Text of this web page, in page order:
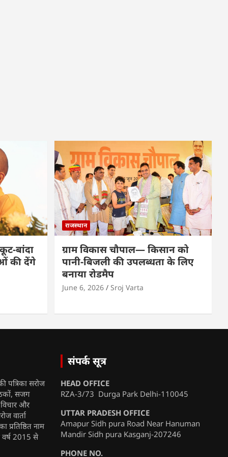
बांदा
की देंगे
राजस्थान
ग्राम विकास चौपाल— किसान को
पानी-बिजली की उपलब्धता के लिए
बनाया रोडमैप
June 6, 2026 Sroj Varta
पत्रिका सरोज
सजग
और
वार्ता
नाम
वर्ष 2015 से
संपर्क सूत्र
HEAD OFFICE
RZA-3/73 Durga Park Delhi-110045
UTTAR PRADESH OFFICE
Amapur Sidh pura Road Near Hanuman
Mandir Sidh pura Kasganj-207246
PHONE NO.